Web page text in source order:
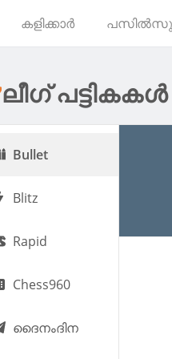
കളിക്കാർ
ലീഗ് പട്ടികകൾ
Bullet
Blitz
Rapid
Chess960
ദൈനംദിന